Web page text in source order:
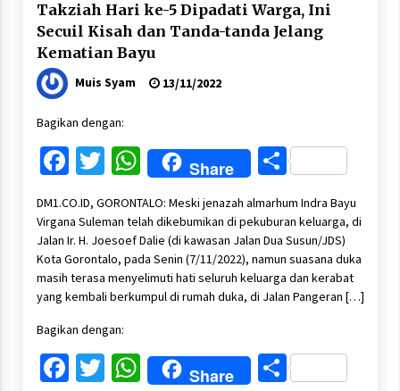
Takziah Hari ke-5 Dipadati Warga, Ini
Secuil Kisah dan Tanda-tanda Jelang
Kematian Bayu
Muis Syam 13/11/2022
Bagikan dengan:
Facebook
Twitter
WhatsApp
Share Share
DM1.CO.ID, GORONTALO: Meski jenazah almarhum Indra Bayu
Virgana Suleman telah dikebumikan di pekuburan keluarga, di
Jalan Ir. H. Joesoef Dalie (di kawasan Jalan Dua Susun/JDS)
Kota Gorontalo, pada Senin (7/11/2022), namun suasana duka
masih terasa menyelimuti hati seluruh keluarga dan kerabat
yang kembali berkumpul di rumah duka, di Jalan Pangeran […]
Bagikan dengan:
Facebook
Twitter
WhatsApp
Share Share